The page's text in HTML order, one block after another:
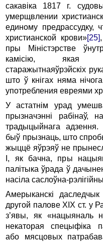
сакавіка 1817 г.
умерщвлении
единому
христианской крови»[25]
пры Міністэрстве
камісію, якая
старажытнаяўрэйскіх
што ў кнігах няма
употребления евреями
У астатнім урад
прызначэнні рабінаў,
традыцыйнага
быў прызнаць, што
жыццё яўрэяў не
І, як бачна, пры
палітыка ўрада ў
насіла саслоўна-
Амерыканскі
другой палове ХIХ ст. у
з’явы, як «нацыяналь
некаторая спецыфіка
або мясцовых